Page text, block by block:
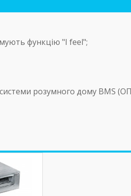
функцію "I feel";
розумного дому BMS